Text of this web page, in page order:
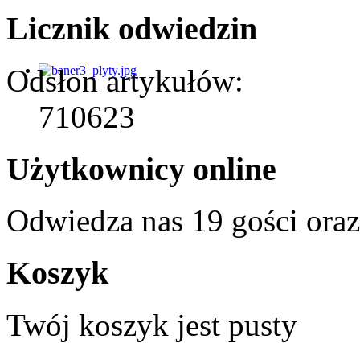
Licznik odwiedzin
Odsłon artykułów:
710623
Użytkownicy online
Odwiedza nas 19 gości
Koszyk
Twój koszyk jest pusty